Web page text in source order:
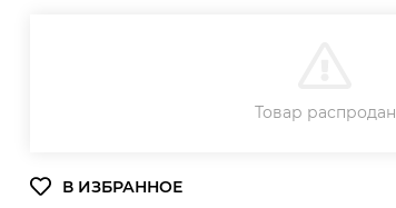
Товар распродан